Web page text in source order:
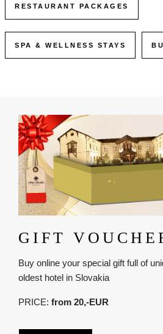
RESTAURANT PACKAGES
SPA & WELLNESS STAYS
Obrázok
GIFT
Buy online your special gift full of
oldest hotel in Slovakia
PRICE: from 20,-EUR